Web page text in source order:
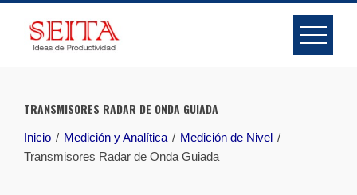
content
TRANSMISORES RADAR DE ONDA GUIADA
Inicio Medición y Analítica
Medición de Nivel
Transmisores Radar de Onda Guiada